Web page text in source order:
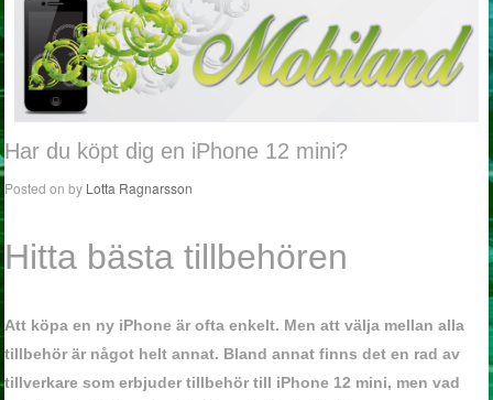
Har du köpt dig en iPhone 12 mini?
Posted onby Lotta Ragnarsson
Hitta bästa tillbehören
Att köpa en ny iPhone är ofta enkelt. Men att välja mellan alla
tillbehör är något helt annat. Bland annat finns det en rad av
tillverkare som erbjuder tillbehör till iPhone 12 mini, men vad